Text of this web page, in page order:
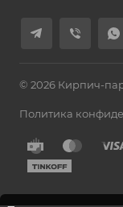
© 2026 Кирпич-
Политика